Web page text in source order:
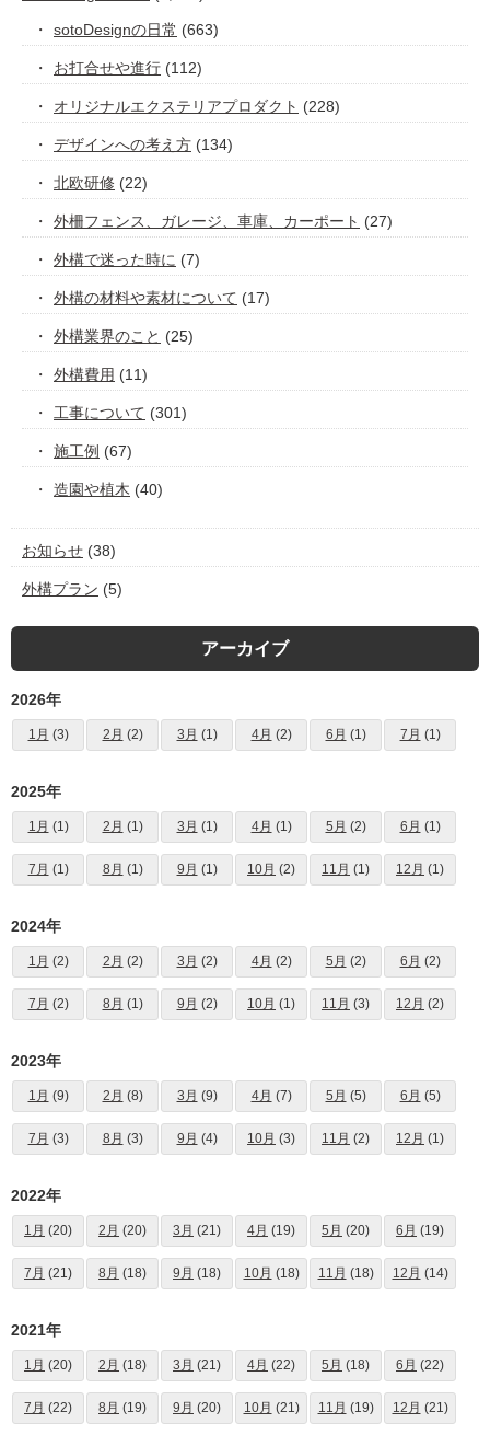
sotoDesignの日常 (663)
お打合せや進行 (112)
オリジナルエクステリアプロダクト (228)
デザインへの考え方 (134)
北欧研修 (22)
外柵フェンス、ガレージ、車庫、カーポート (27)
外構で迷った時に (7)
外構の材料や素材について (17)
外構業界のこと (25)
外構費用 (11)
工事について (301)
施工例 (67)
造園や植木 (40)
お知らせ (38)
外構プラン (5)
アーカイブ
2026年
1月 (3) 2月 (2) 3月 (1) 4月 (2) 6月 (1) 7月 (1)
2025年
1月 (1) 2月 (1) 3月 (1) 4月 (1) 5月 (2) 6月 (1)
7月 (1) 8月 (1) 9月 (1) 10月 (2) 11月 (1) 12月 (1)
2024年
1月 (2) 2月 (2) 3月 (2) 4月 (2) 5月 (2) 6月 (2)
7月 (2) 8月 (1) 9月 (2) 10月 (1) 11月 (3) 12月 (2)
2023年
1月 (9) 2月 (8) 3月 (9) 4月 (7) 5月 (5) 6月 (5)
7月 (3) 8月 (3) 9月 (4) 10月 (3) 11月 (2) 12月 (1)
2022年
1月 (20) 2月 (20) 3月 (21) 4月 (19) 5月 (20) 6月 (19)
7月 (21) 8月 (18) 9月 (18) 10月 (18) 11月 (18) 12月 (14)
2021年
1月 (20) 2月 (18) 3月 (21) 4月 (22) 5月 (18) 6月 (22)
7月 (22) 8月 (19) 9月 (20) 10月 (21) 11月 (19) 12月 (21)